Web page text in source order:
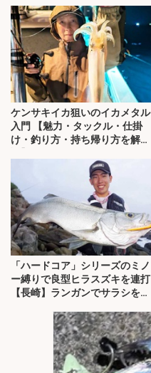
ケンサキイカ狙いのイカメタル
入門 【魅力・タックル・仕掛
け・釣り方・持ち帰り方を解
「ハードコア」シリーズのミノ
ー縛りで良型ヒラスズキを連打
【長崎】ランガンでサラシを攻